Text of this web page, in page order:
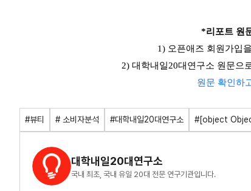
*리포트 원
1) 오픈애즈 회원가입
2) 대학내일20대연구소 원문으
원문 확인하
#뷰티 # 소비자분석 #대학내일20대연구소 #[object
대학내일20대연구소
국내 최초, 국내 유일 20대 전문 연구기관입니다.